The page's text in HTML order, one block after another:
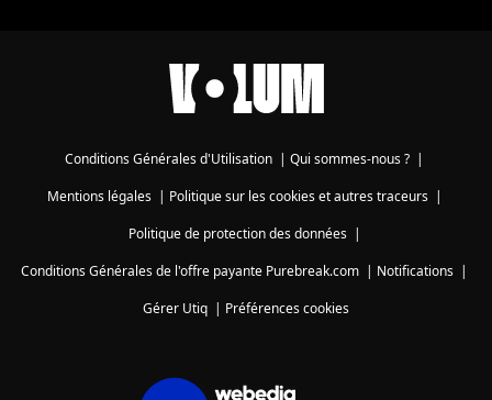
Conditions Générales d'Utilisation | Qui sommes-nous ? |
Mentions légales| Politique sur les cookies et autres traceurs|
Politique de protection des données|
Conditions Générales de l'offre payante Purebreak.com | Notifications |
Gérer Utiq | Préférences cookies